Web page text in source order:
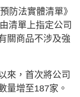
防法實體清單》
清單上指定公司
關商品不涉及強
來，首次將公司
量增至187家。